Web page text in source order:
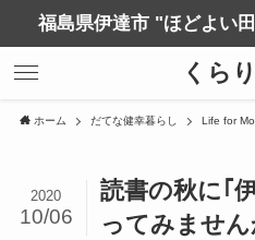
福島県伊達市 "ほどよい
くら
ホーム だてな健幸暮らし Life for
読書の秋に｢
ってみません
2020
10/06